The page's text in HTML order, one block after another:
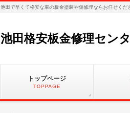
池田で早くて格安な車の板金塗装や傷修理ならお任せくだ
池田格安板金修理セン
トップページ
TOPPAGE